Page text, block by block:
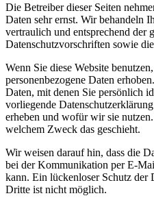
Die Betreiber dieser Seiten
Daten sehr ernst. Wir behandeln
vertraulich und entsprechend der
Datenschutzvorschriften sowie
Wenn Sie diese Website
personenbezogene Daten
Daten, mit denen Sie persönlich
vorliegende
erheben und wofür wir sie
welchem Zweck das geschieht.
Wir weisen darauf hin, dass die
bei der Kommunikation per E-
kann. Ein lückenloser Schutz
Dritte ist nicht möglich.